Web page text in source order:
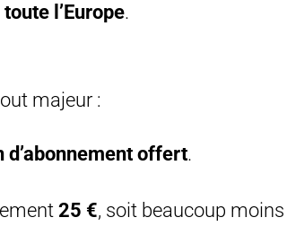
l’Europe.
majeur :
d’abonnement offert.
25 €, soit beaucoup